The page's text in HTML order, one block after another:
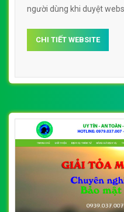
người dùng khi duyệt
CHI TIẾT WEBSITE